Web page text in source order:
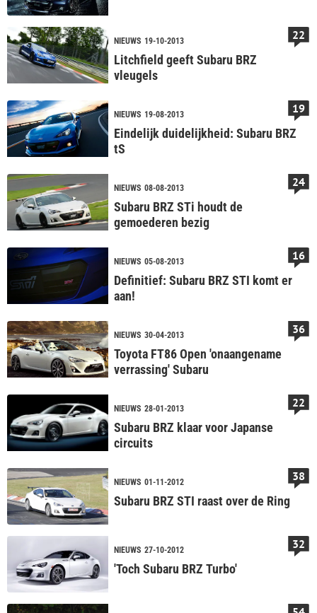
NIEUWS 19-10-2013
Litchfield geeft Subaru BRZ
vleugels
22
NIEUWS 19-08-2013
Eindelijk duidelijkheid: Subaru BRZ
tS
19
NIEUWS 08-08-2013
Subaru BRZ STi houdt de
gemoederen bezig
24
NIEUWS 05-08-2013
Definitief: Subaru BRZ STI komt er
aan!
16
NIEUWS 30-04-2013
Toyota FT86 Open 'onaangename
verrassing' Subaru
36
NIEUWS 28-01-2013
Subaru BRZ klaar voor Japanse
circuits
22
NIEUWS 01-11-2012
Subaru BRZ STI raast over de Ring
38
NIEUWS 27-10-2012
'Toch Subaru BRZ Turbo'
32